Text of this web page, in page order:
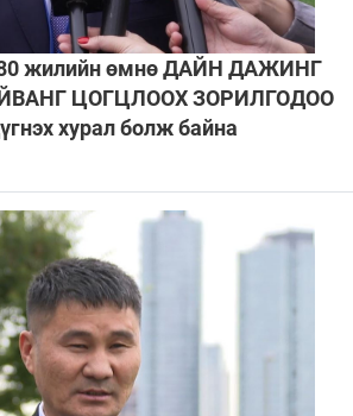
жилийн өмнө ДАЙН ДАЖИНГ
ЦОГЦЛООХ ЗОРИЛГОДОО
хурал болж байна